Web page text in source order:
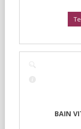
BAIN